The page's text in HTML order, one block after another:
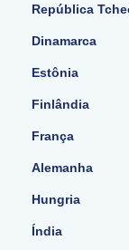
República
Dinamarca
Estônia
Finlândia
França
Alemanha
Hungria
Índia